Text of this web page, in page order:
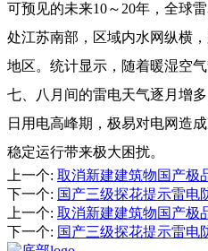
可预见的未来10～20年，全球
处江苏南部，区域内水网纵横
地区。统计显示，随着暖湿空气
七、八月间的雷电天气逐月增多
日用电高峰期，极易对电网造
稳定运行带来极大困扰。
上一个: 取消新建建筑物国产极
下一个: 国产三级探花提示雷电
上一个: 取消新建建筑物国产极
下一个: 国产三级探花提示雷电